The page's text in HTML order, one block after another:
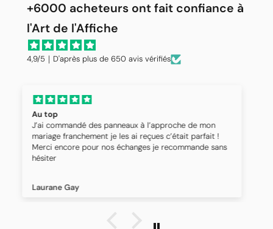
+6000 acheteurs ont fait confiance à
l'Art de l'Affiche
4,9/5｜D'après plus de 650 avis vérifiés
Un grand merci pour votre réactivité votre
professionnalisme
Les panneaux sont magnifiques et qualité incroyable
Jennifer Joao